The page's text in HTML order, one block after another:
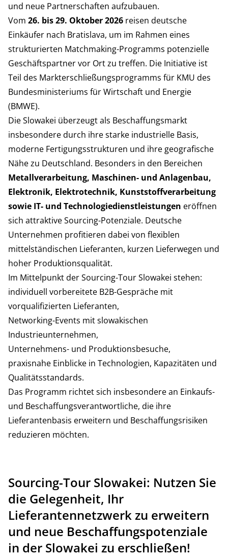
und neue Partnerschaften aufzubauen.
Vom 26. bis 29. Oktober 2026 reisen deutsche
Einkäufer nach Bratislava, um im Rahmen eines
strukturierten Matchmaking-Programms potenzielle
Geschäftspartner vor Ort zu treffen. Die Initiative ist
Teil des Markterschließungsprogramms für KMU des
Bundesministeriums für Wirtschaft und Energie
(BMWE).
Die Slowakei überzeugt als Beschaffungsmarkt
insbesondere durch ihre starke industrielle Basis,
moderne Fertigungsstrukturen und ihre geografische
Nähe zu Deutschland. Besonders in den Bereichen
Metallverarbeitung, Maschinen- und Anlagenbau,
Elektronik, Elektrotechnik, Kunststoffverarbeitung
sowie IT- und Technologiedienstleistungen eröffnen
sich attraktive Sourcing-Potenziale. Deutsche
Unternehmen profitieren dabei von flexiblen
mittelständischen Lieferanten, kurzen Lieferwegen und
hoher Produktionsqualität.
Im Mittelpunkt der Sourcing-Tour Slowakei stehen:
individuell vorbereitete B2B-Gespräche mit
vorqualifizierten Lieferanten,
Networking-Events mit slowakischen
Industrieunternehmen,
Unternehmens- und Produktionsbesuche,
praxisnahe Einblicke in Technologien, Kapazitäten und
Qualitätsstandards.
Das Programm richtet sich insbesondere an Einkaufs-
und Beschaffungsverantwortliche, die ihre
Lieferantenbasis erweitern und Beschaffungsrisiken
reduzieren möchten.
Sourcing-Tour Slowakei: Nutzen Sie
die Gelegenheit, Ihr
Lieferantennetzwerk zu erweitern
und neue Beschaffungspotenziale
in der Slowakei zu erschließen!